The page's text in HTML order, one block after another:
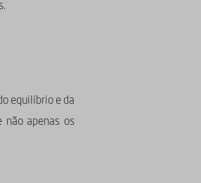
equilíbrio e da
não apenas os